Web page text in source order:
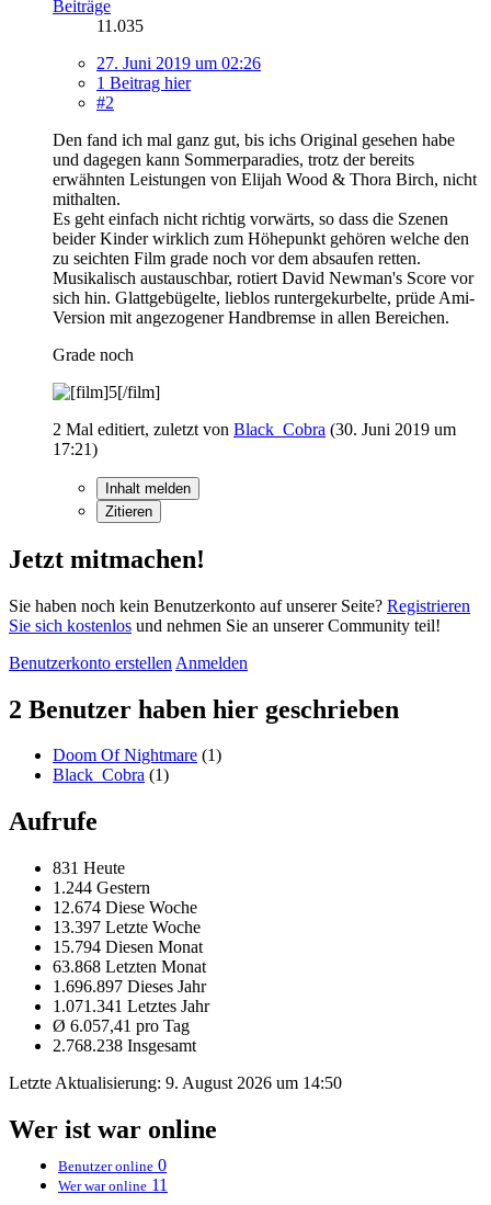
Beiträge
11.035
27. Juni 2019 um 02:26
1 Beitrag hier
#2
Den fand ich mal ganz gut, bis ichs Original gesehen habe
und dagegen kann Sommerparadies, trotz der bereits
erwähnten Leistungen von Elijah Wood & Thora Birch, nicht
mithalten.
Es geht einfach nicht richtig vorwärts, so dass die Szenen
beider Kinder wirklich zum Höhepunkt gehören welche den
zu seichten Film grade noch vor dem absaufen retten.
Musikalisch austauschbar, rotiert David Newman's Score vor
sich hin. Glattgebügelte, lieblos runtergekurbelte, prüde Ami-
Version mit angezogener Handbremse in allen Bereichen.
Grade noch
2 Mal editiert, zuletzt von Black_Cobra (30. Juni 2019 um
17:21)
Inhalt melden
Zitieren
Jetzt mitmachen!
Sie haben noch kein Benutzerkonto auf unserer Seite? Registrieren
Sie sich kostenlos und nehmen Sie an unserer Community teil!
Benutzerkonto erstellen Anmelden
2 Benutzer haben hier geschrieben
Doom Of Nightmare (1)
Black_Cobra (1)
Aufrufe
831 Heute
1.244 Gestern
12.674 Diese Woche
13.397 Letzte Woche
15.794 Diesen Monat
63.868 Letzten Monat
1.696.897 Dieses Jahr
1.071.341 Letztes Jahr
Ø 6.057,41 pro Tag
2.768.238 Insgesamt
Letzte Aktualisierung: 9. August 2026 um 14:50
Wer ist war online
Benutzer online 0
Wer war online 11